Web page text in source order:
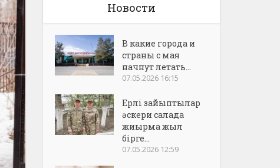
Новости
В какие города и
страны с мая
начнут летать...
07.05.2026 16:15
Ерлі зайыптылар
әскери салада
жиырма жыл
бірге...
07.05.2026 12:59